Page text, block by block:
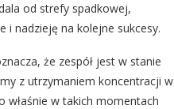
od strefy spadkowej,
i nadzieję na kolejne sukcesy.
że zespół jest w stanie
z utrzymaniem koncentracji w
właśnie w takich momentach